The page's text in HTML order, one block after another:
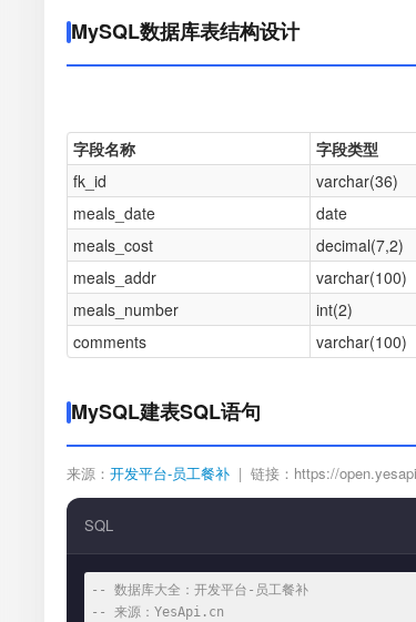
MySQL数据库表结构设计
字段名称 字段类型
fk_id
varchar(36)
meals_date
date
meals_cost
decimal(7,2)
meals_addr
varchar(100)
meals_number
int(2)
comments
varchar(100)
MySQL建表SQL语句
来源： 开发平台-员工餐补 | 链接：https://
SQL
-- 数据库大全：开发平台-员工餐补
-- 来源：YesApi.cn